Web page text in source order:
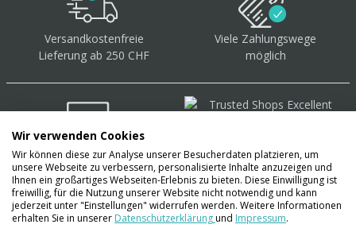
Versandkostenfreie
Lieferung ab 250 CHF
Viele Zahlungswege
möglich
Über 40.000 Artikel auf
Lager
Wir verwenden Cookies
Wir können diese zur Analyse unserer Besucherdaten platzieren, um
unsere Webseite zu verbessern, personalisierte Inhalte anzuzeigen und
Ihnen ein großartiges Webseiten-Erlebnis zu bieten. Diese Einwilligung ist
freiwillig, für die Nutzung unserer Website nicht notwendig und kann
jederzeit unter "Einstellungen" widerrufen werden. Weitere Informationen
erhalten Sie in unserer Datenschutzerklärungund Impressum.